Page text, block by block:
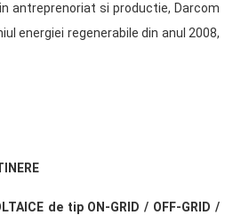
antreprenoriat si productie, Darcom
energiei regenerabile din anul 2008,
de tip ON-GRID / OFF-GRID /